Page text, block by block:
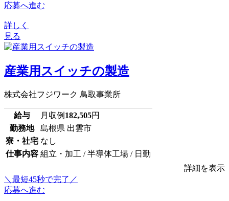
応募へ進む
詳しく
見る
産業用スイッチの製造
株式会社フジワーク 鳥取事業所
給与 月収例 182,505円
勤務地
島根県 出雲市
寮・社宅 なし
仕事内容 組立・加工 / 半導体工場 / 日勤
詳細を表示
＼最短45秒で完了／
応募へ進む